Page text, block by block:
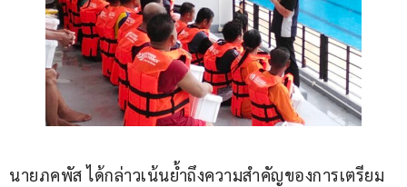
นายภคพัส ได้กล่าวเน้นย้ำถึงความสำคัญของการเตรียม